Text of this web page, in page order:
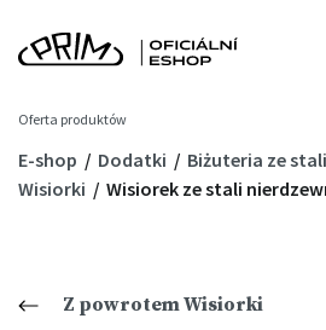
Oferta produktów
E-shop Dodatki
Biżuteria ze
Wisiorki
Wisiorek ze stali
Z powrotem Wisiorki